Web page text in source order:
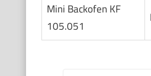
Mini Backofen KF
105.051